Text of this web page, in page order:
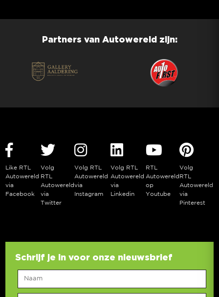
Partners van Autowereld zijn:
Like RTL
Autowereld
via
Facebook
Volg
RTL
Autowereld
via
Twitter
Volg RTL
Autowereld
via
Instagram
Volg RTL
Autowereld
via
Linkedin
RTL
Autowereld
op
Youtube
Volg
RTL
Autowereld
via
Pinterest
Schrijf je in voor onze nieuwsbrief